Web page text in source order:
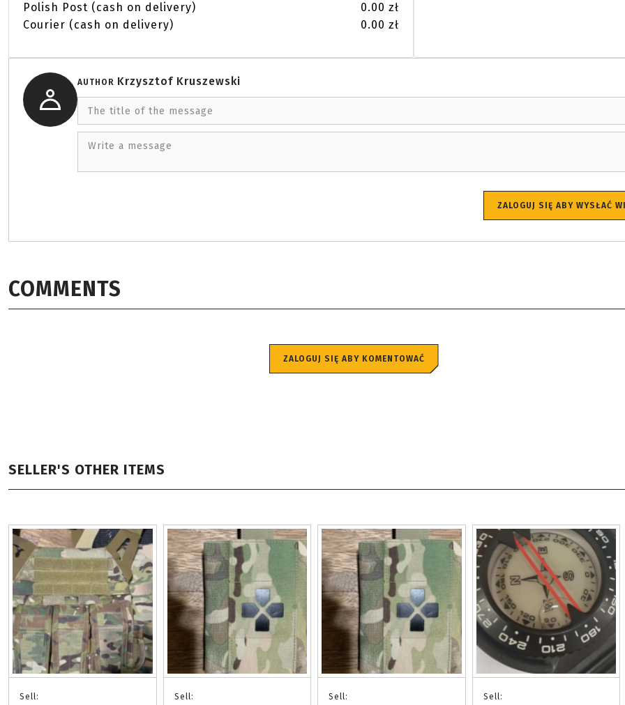
Polish Post (cash on delivery)
0.00 zł
Courier (cash on delivery)
0.00 zł
AUTHOR Krzysztof Kruszewski
The title of the message
Write a message
ZALOGUJ SIĘ ABY WYSŁAĆ
COMMENTS
ZALOGUJ SIĘ ABY KOMENTOWAĆ
SELLER'S OTHER ITEMS
Sell: Sell: Sell: Sell: